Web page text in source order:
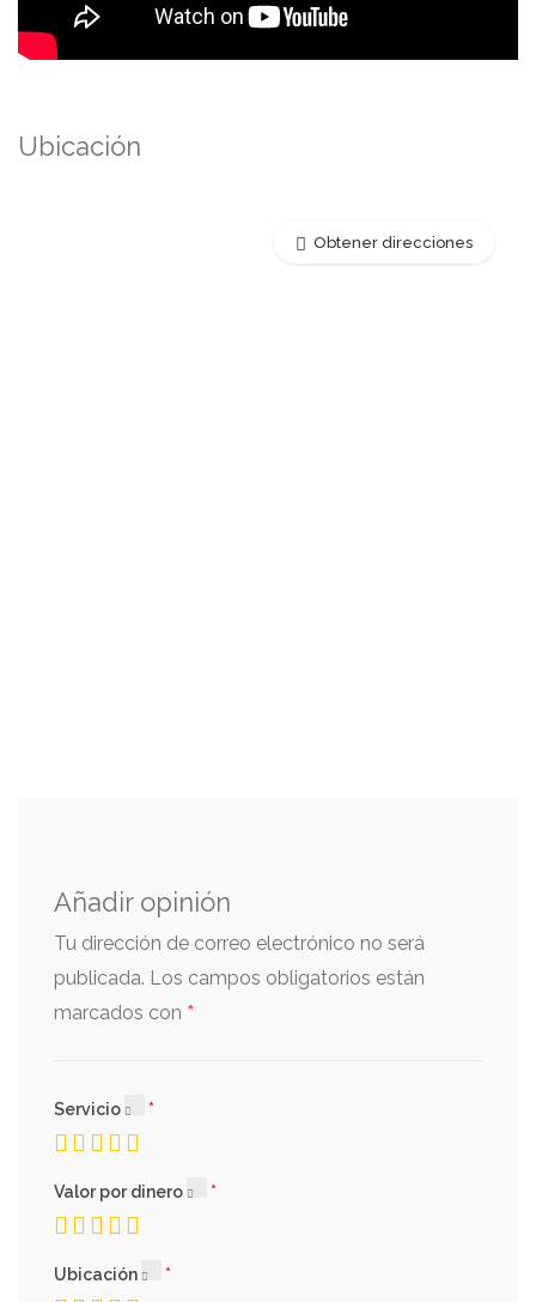
Ubicación
Obtener direcciones
Añadir opinión
Tu dirección de correo electrónico no será
publicada. Los campos obligatorios están
marcados con *
Servicio
Valor por dinero
Ubicación